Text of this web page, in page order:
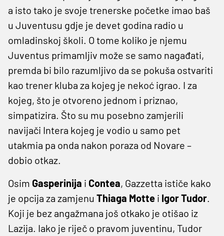
a isto tako je svoje trenerske početke imao baš
u Juventusu gdje je devet godina radio u
omladinskoj školi. O tome koliko je njemu
Juventus primamljiv može se samo nagađati,
premda bi bilo razumljivo da se pokuša ostvariti
kao trener kluba za kojeg je nekoć igrao. I za
kojeg, što je otvoreno jednom i priznao,
simpatizira. Što su mu posebno zamjerili
navijači Intera kojeg je vodio u samo pet
utakmia pa onda nakon poraza od Novare –
dobio otkaz.
Osim Gasperinija i Contea, Gazzetta ističe kako
je opcija za zamjenu Thiaga Motte i Igor Tudor.
Koji je bez angažmana još otkako je otišao iz
Lazija. Iako je riječ o pravom juventinu, Tudor